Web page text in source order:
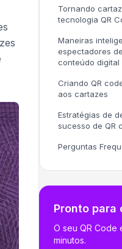
Tornando
tecnologia QR
Maneiras
espectadores
conteúdo digital
Criando QR
aos cartazes
Estratégias de
sucesso de QR
Perguntas
Pronto para
O seu QR Code
minutos.